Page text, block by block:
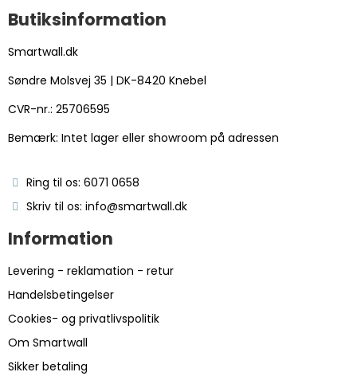
Butiksinformation
Smartwall.dk
Søndre Molsvej 35 | DK-8420 Knebel
CVR-nr.: 25706595
Bemærk: Intet lager eller showroom på adressen
Ring til os: 6071 0658
Skriv til os: info@smartwall.dk
Information
Levering - reklamation - retur
Handelsbetingelser
Cookies- og privatlivspolitik
Om Smartwall
Sikker betaling